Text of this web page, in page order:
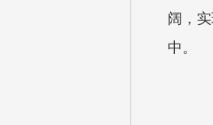
阔，
中。